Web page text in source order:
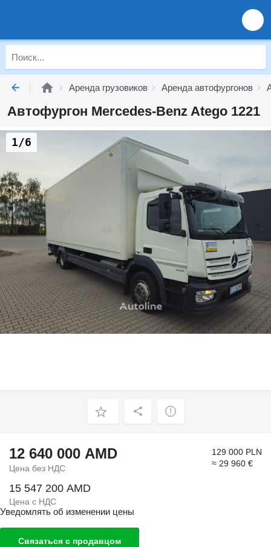
Аренда грузовиков Аренда автофургонов
Автофургон Mercedes-Benz Atego 1221
1/6
12 640 000 AMD
Цена без НДС
129 000 PLN
≈ 29 960 €
15 547 200 AMD
Цена с НДС
Уведомлять об изменении цены
Связаться с продавцом